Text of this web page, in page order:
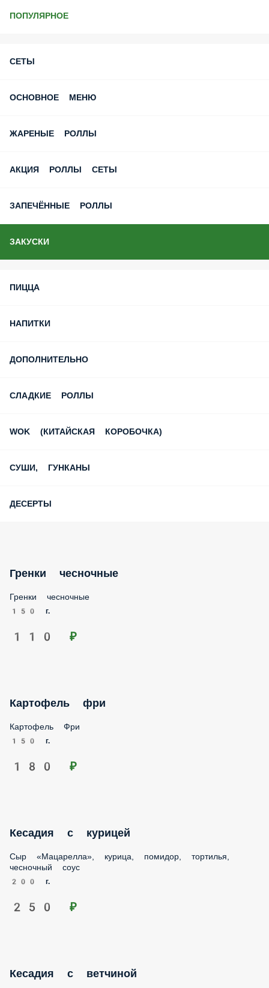
ПОПУЛЯРНОЕ
СЕТЫ
ОСНОВНОЕ МЕНЮ
ЖАРЕНЫЕ РОЛЛЫ
АКЦИЯ РОЛЛЫ СЕТЫ
ЗАПЕЧЁННЫЕ РОЛЛЫ
ЗАКУСКИ
ПИЦЦА
НАПИТКИ
ДОПОЛНИТЕЛЬНО
СЛАДКИЕ РОЛЛЫ
WOK (КИТАЙСКАЯ КОРОБОЧКА)
СУШИ, ГУНКАНЫ
ДЕСЕРТЫ
Гренки чесночные
Гренки чесночные
150 г.
110 ₽
Картофель фри
Картофель Фри
150 г.
180 ₽
Кесадия с курицей
Сыр «Мацарелла», курица, помидор, тортилья, чесночный
соус
200 г.
250 ₽
Кесадия с ветчиной